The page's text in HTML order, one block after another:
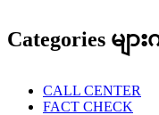
Categories မ
CALL CENTER
FACT CHECK